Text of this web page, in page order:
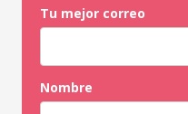
Tu mejor correo
Nombre